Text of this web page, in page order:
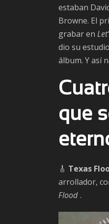
estaban
Browne. El
grabar en
dio su
álbum. Y así
que
🎸 Texas
arrollador,
Flood .